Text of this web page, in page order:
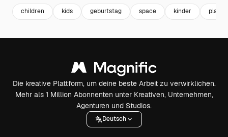
children kids geburtstag space kinder
Die kreative Plattform, um deine beste Arbeit zu verwirklichen.
Mehr als 1 Million Abonnenten unter Kreativen, Unternehmen,
Agenturen und Studios.
Deutsch